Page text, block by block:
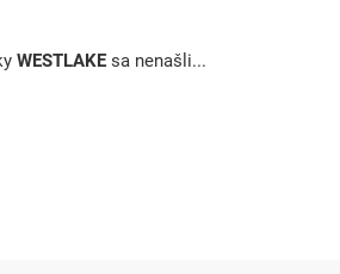
WESTLAKE sa nenašli...